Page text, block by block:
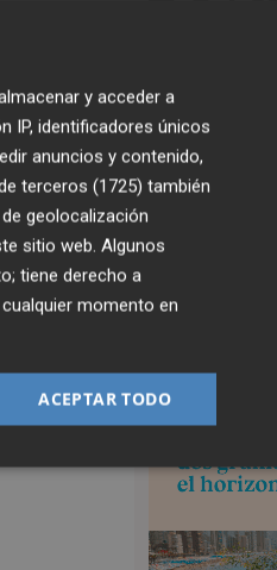
y acceder a
IP, identificadores únicos
anuncios y contenido,
terceros (1725) también
geolocalización
sitio web. Algunos
tiene derecho a
momento en
ACEPTAR TODO